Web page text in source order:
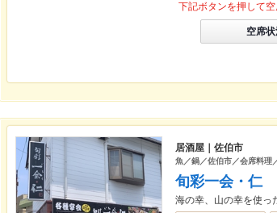
下記ボタンを押して空
空席
居酒屋｜佐伯市
魚／鍋／佐伯市／会席料理
旬彩一会・仁
海の幸、山の幸を使っ